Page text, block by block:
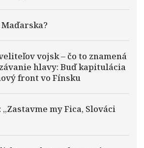
Maďarska?
vojsk – čo to znamená
hlavy: Buď kapitulácia
front vo Fínsku
my Fica, Slováci